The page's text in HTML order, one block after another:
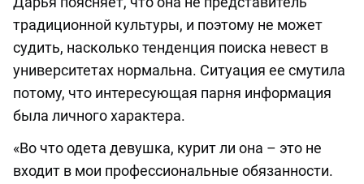
традиционной культуры, и поэтому не может
судить, насколько тенденция поиска невест в
университетах нормальна. Ситуация ее смутила
потому, что интересующая парня информация
была личного характера.
«Во что одета девушка, курит ли она – это не
входит в мои профессиональные обязанности.